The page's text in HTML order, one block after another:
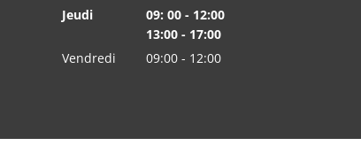
heures De 09:00 à 12:00 heures
Jeudi 09: 00 - 12:00
De 09:00 à 12:00
13:00 - 17:00
De 13:00 à 17:00
Vendredi 09:00 - 12:00